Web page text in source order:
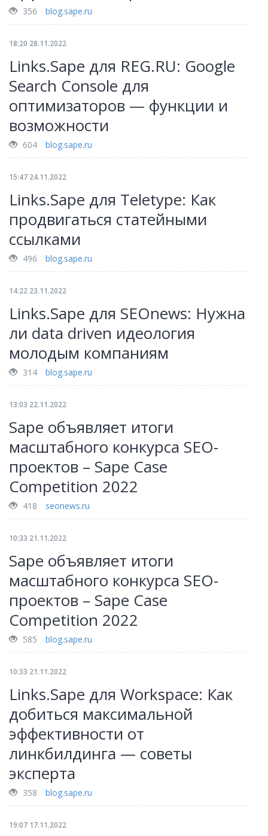
356 blog.sape.ru
18:20 28.11.2022
Links.Sape для REG.RU: Google
Search Console для
оптимизаторов — функции и
возможности
604 blog.sape.ru
15:47 24.11.2022
Links.Sape для Teletype: Как
продвигаться статейными
ссылками
496 blog.sape.ru
14:22 23.11.2022
Links.Sape для SEOnews: Нужна
ли data driven идеология
молодым компаниям
314 blog.sape.ru
13:03 22.11.2022
Sape объявляет итоги
масштабного конкурса SEO-
проектов – Sape Case
Competition 2022
418 seonews.ru
10:33 21.11.2022
Sape объявляет итоги
масштабного конкурса SEO-
проектов – Sape Case
Competition 2022
585 blog.sape.ru
10:33 21.11.2022
Links.Sape для Workspace: Как
добиться максимальной
эффективности от
линкбилдинга — советы
эксперта
358 blog.sape.ru
19:07 17.11.2022